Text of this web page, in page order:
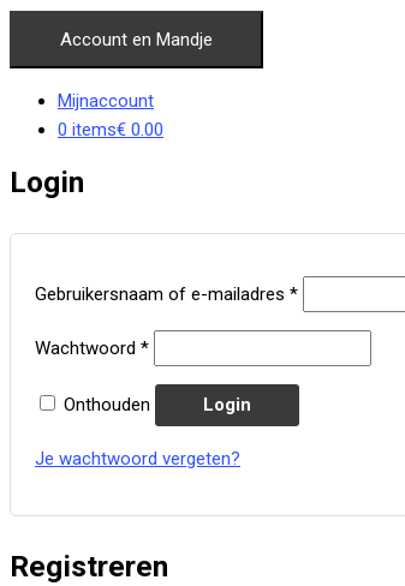
Account en Mandje
Mijnaccount
0 items€ 0.00
Login
Gebruikersnaam of e-mailadres *Vereist
Wachtwoord *Vereist
Onthouden Login
Je wachtwoord vergeten?
Registreren